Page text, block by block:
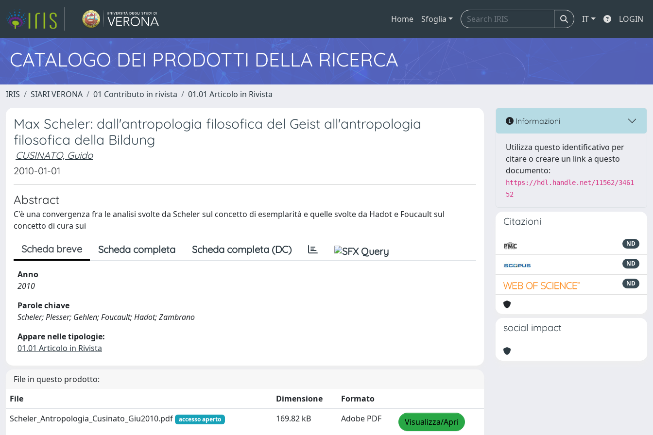
Home Sfoglia IT LOGIN
CATALOGO DEI PRODOTTI DELLA RICERCA
IRIS SIARI VERONA 01 Contributo in rivista 01.01 Articolo in Rivista
Max Scheler: dall'antropologia filosofica del Geist all'antropologia
filosofica della Bildung
CUSINATO, Guido
2010-01-01
Abstract
C'è una convergenza fra le analisi svolte da Scheler sul concetto di esemplarità e quelle svolte da Hadot e Foucault sul
concetto di cura sui
Scheda breve Scheda completa Scheda completa (DC)
Anno
2010
Parole chiave
Scheler; Plesser; Gehlen; Foucault; Hadot; Zambrano
Appare nelle tipologie:
01.01 Articolo in Rivista
File in questo prodotto:
File
Dimensione
Formato
Scheler_Antropologia_Cusinato_Giu2010.pdf
accesso aperto 169.82 kB Adobe PDF Visualizza/Apri
Informazioni
Utilizza questo identificativo per
citare o creare un link a questo
documento:
https://hdl.handle.net/11562/3461
52
Citazioni
ND
ND
ND
social impact